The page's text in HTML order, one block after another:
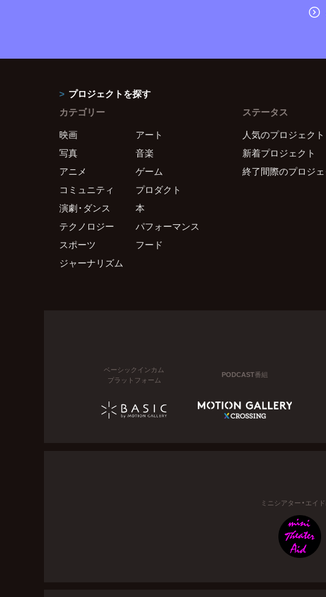
プロジェクトを探す
カテゴリー
映画
アート
写真
音楽
アニメ
ゲーム
コミュニティ
プロダクト
演劇・ダンス
本
テクノロジー
パフォーマンス
スポーツ
フード
ジャーナリズム
ステータス
人気のプロジェクト
新着プロジェクト
終了間際のプロジェ
ベーシックインカム
プラットフォーム
PODCAST番組
ミニシアター・エイ